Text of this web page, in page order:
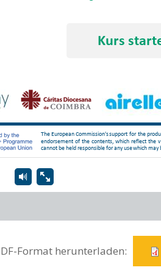
Format herunterladen: